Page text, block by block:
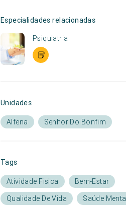
Especialidades relacionadas
Psiquiatria
Unidades
Alfena Senhor Do Bonfim
Tags
Atividade Fisica
Bem-Estar
Qualidade De Vida
Saúde Mental